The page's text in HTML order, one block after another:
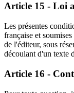
Article 15 - Loi
Les présentes
française et
de l'éditeur, sous
découlant d'un texte
Article 16 -